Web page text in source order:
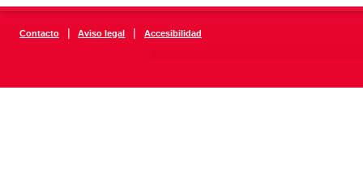
Contacto | Aviso legal | Accesibilidad